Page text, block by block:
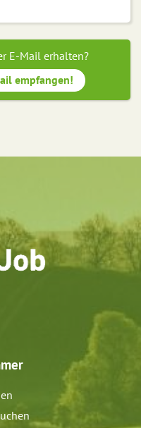
E-Mail erhalten?
empfangen!